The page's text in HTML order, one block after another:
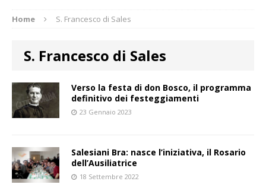
Home S. Francesco di Sales
S. Francesco di Sales
Verso la festa di don Bosco, il programma
definitivo dei festeggiamenti
23 Gennaio 2023
Salesiani Bra: nasce l’iniziativa, il Rosario
dell’Ausiliatrice
18 Settembre 2022